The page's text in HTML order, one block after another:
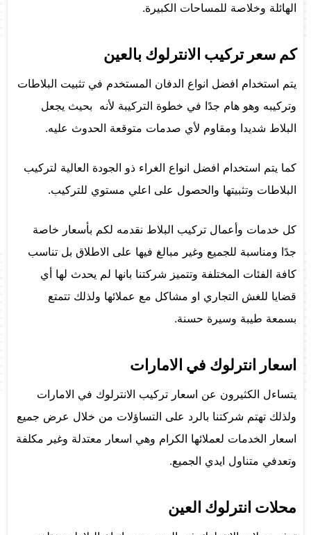
الهائلة وخلاصة للمساحات الكبيرة.
كم سعر تركيب الانترلوك بالعين
يتم استخدام افضل انواع الدفان المستخدم في تثبيت البلاطات
وتركيبه وهو هام جدًا في خطوة التركيبة لأنه بحيث يجعل
البلاط شديدا ومقاوم لأي صدمات متوقعة الحدوث عليه.
كما يتم استخدام افضل انواع الغراء ذو الجودة العالية لتركيب
البلاطات وتثبيتها والحصول على اعلي مستوي للتركيب.
كل خدمات وأعمال تركيب البلاط نقدمه لكم بأسعار خاصة
جدًا ومناسبة للجميع وغير مبالغ فيها على الاطلاق بل تناسب
كافة الفئات المختلفة وتتميز شركتنا بانها لم يحدث لها أي
قضايا للغش التجاري او مشاكل مع عملائها ولذلك تتمتع
بسمعة طيبة وسيرة حسنة.
اسعار انترلوك في الامارات
يتساءل الكثيرون عن اسعار تركيب الانترلوك في الامارات
ولذلك تهتم شركتنا بالرد على التساؤلات من خلال عرض جميع
اسعار الخدمات لعملائها الكرام وهي اسعار معتدلة وغير مكلفة
وتعدفي متناول ايدي الجميع.
محلات انترلوك العين